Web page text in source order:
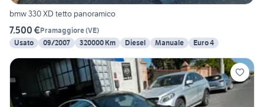
bmw 330 XD tetto panoramico
7.500 €Pramaggiore(VE)
Usato
09/2007 320000 Km Diesel Manuale Euro 4